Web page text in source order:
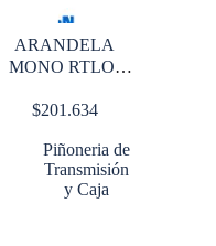
ARANDELA
MONO RTLO-
$201.634
Piñoneria de
Transmisión
y Caja